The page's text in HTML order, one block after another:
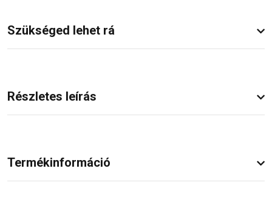
Szükséged lehet rá
Részletes leírás
Termékinformáció